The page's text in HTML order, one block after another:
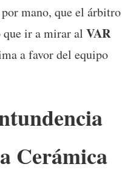
por mano, que el árbitro
ir a mirar al VAR
a favor del equipo
Cerámica